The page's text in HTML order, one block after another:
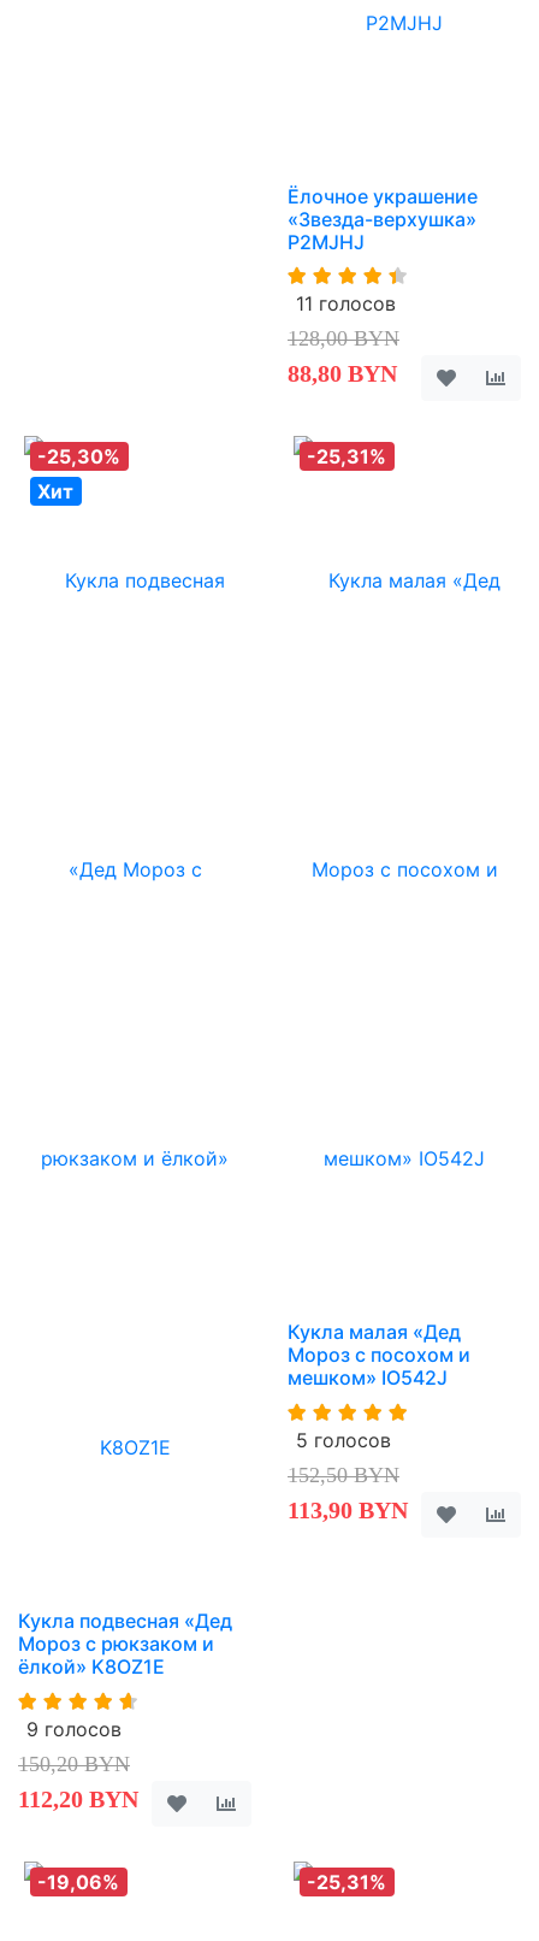
Ёлочное украшение
«Звезда-верхушка»
P2MJHJ
11 голосов
128,00 BYN
88,80 BYN
-25,30%
Хит
Кукла подвесная «Дед
Мороз с рюкзаком и
ёлкой» K8OZ1E
9 голосов
150,20 BYN
112,20 BYN
-25,31%
Кукла малая «Дед
Мороз с посохом и
мешком» IO542J
5 голосов
152,50 BYN
113,90 BYN
-19,06% -25,31%